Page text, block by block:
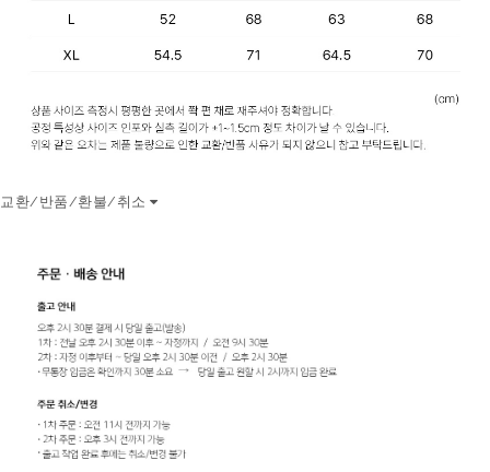
교환/반품/환불/취소